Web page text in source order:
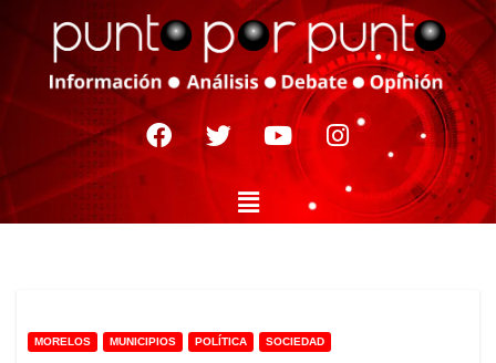
MORELOS MUNICIPIOS POLÍTICA SOCIEDAD